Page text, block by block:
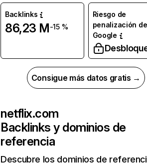
Backlinks
86,23 M-15 %
Riesgo de
penalización de
Google
Consigue más datos gratis →
netflix.com
Backlinks y dominios de
referencia
Descubre los dominios de